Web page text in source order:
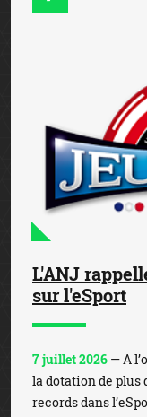
L'ANJ
sur l'eSport
7 juillet 2026 — A
la dotation de plus
records dans